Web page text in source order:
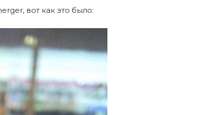
вот как это было: